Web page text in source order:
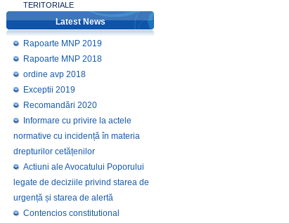
TERITORIALE
Latest News
Rapoarte MNP 2019
Rapoarte MNP 2018
ordine avp 2018
Exceptii 2019
Recomandări 2020
Informare cu privire la actele
normative cu incidență în materia
drepturilor cetățenilor
Actiuni ale Avocatului Poporului
legate de deciziile privind starea de
urgență și starea de alertă
Contencios constitutional